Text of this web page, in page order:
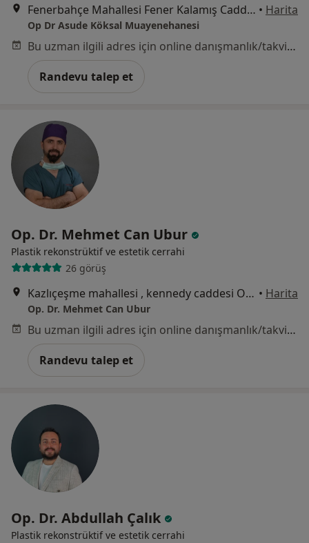
Fenerbahçe Mahallesi Fener Kalamış Caddesi No : 12 / 10 Kızıltoprak, İstanbul • Harita
Op Dr Asude Köksal Muayenehanesi
Bu uzman ilgili adres için online danışmanlık/takvim sunmuyor.
Randevu talep et
Op. Dr. Mehmet Can Ubur
Plastik rekonstrüktif ve estetik cerrahi
26 görüş
Kazlıçeşme mahallesi , kennedy caddesi Ottomare suites kat:5 no:102, İstanbul • Harita
Op. Dr. Mehmet Can Ubur
Bu uzman ilgili adres için online danışmanlık/takvim sunmuyor.
Randevu talep et
Op. Dr. Abdullah Çalık
Plastik rekonstrüktif ve estetik cerrahi